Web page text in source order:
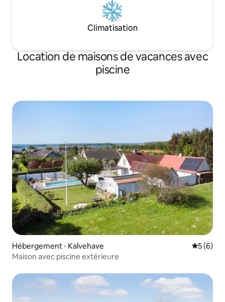
Climatisation
Location de maisons de vacances avec
piscine
Hébergement ⋅ Kalvehave
5 (6)
Maison avec piscine extérieure